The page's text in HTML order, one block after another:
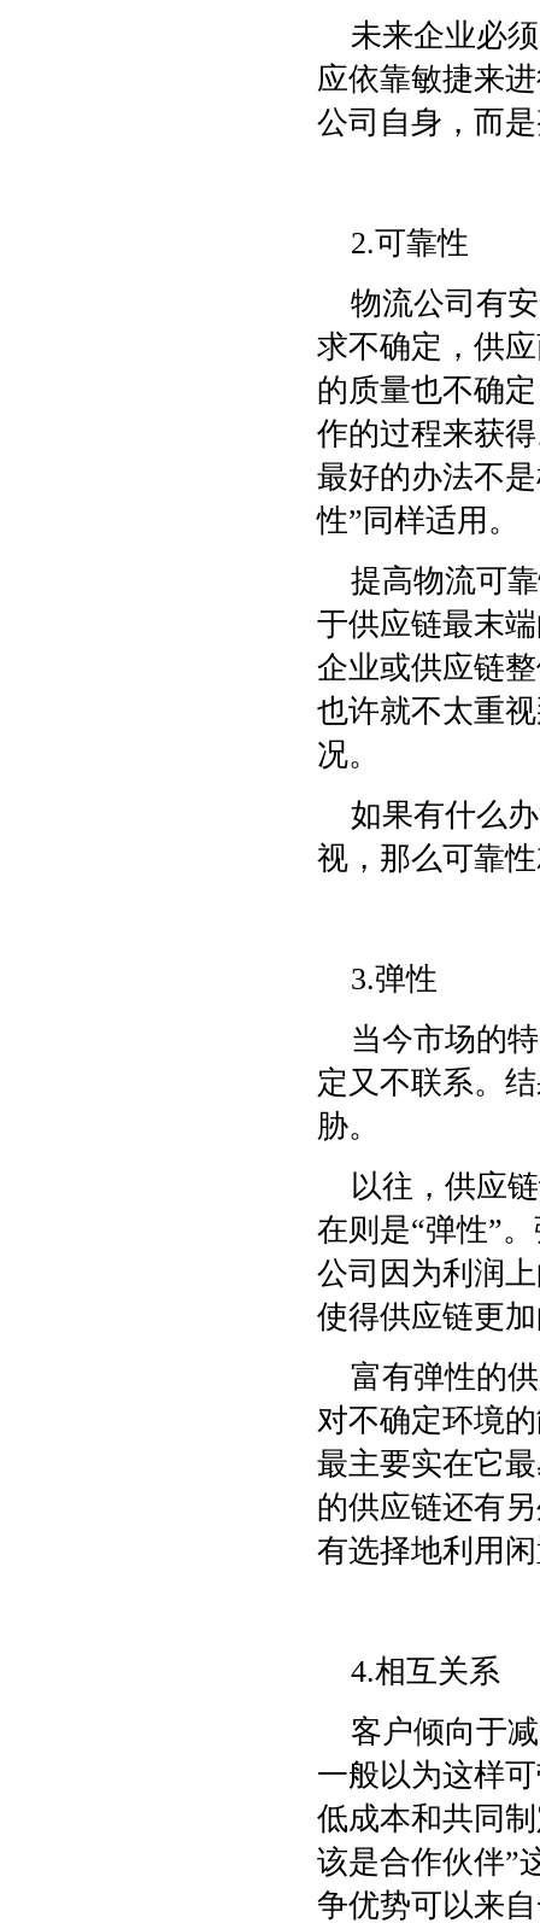
未来企业必
应依靠敏捷来
公司自身，而
2.可靠性
物流公司有
求不确定，供
的质量也不确
作的过程来获
最好的办法不
性”同样适用。
提高物流可
于供应链最末
企业或供应链
也许就不太重
况。
如果有什么
视，那么可靠
3.弹性
当今市场的
定又不联系。
胁。
以往，供应
在则是“弹性”
公司因为利润
使得供应链更
富有弹性的
对不确定环境
最主要实在它
的供应链还有
有选择地利用
4.相互关系
客户倾向于
一般以为这样
低成本和共同
该是合作伙伴”
争优势可以来